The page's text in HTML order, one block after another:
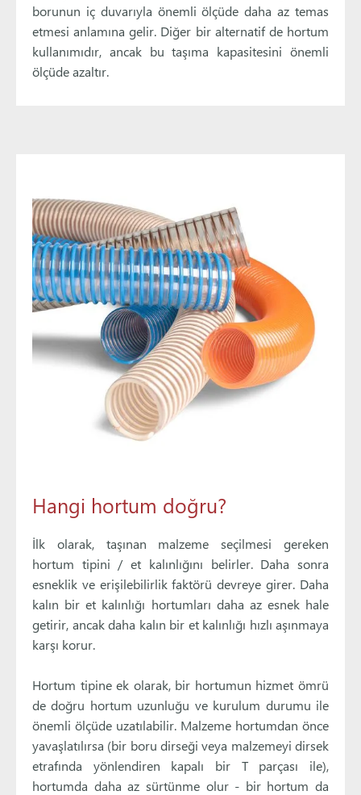
borunun iç duvarıyla önemli ölçüde daha az temas
etmesi anlamına gelir. Diğer bir alternatif de hortum
kullanımıdır, ancak bu taşıma kapasitesini önemli
ölçüde azaltır.
Hangi hortum doğru?
İlk olarak, taşınan malzeme seçilmesi gereken
hortum tipini / et kalınlığını belirler. Daha sonra
esneklik ve erişilebilirlik faktörü devreye girer. Daha
kalın bir et kalınlığı hortumları daha az esnek hale
getirir, ancak daha kalın bir et kalınlığı hızlı aşınmaya
karşı korur.
Hortum tipine ek olarak, bir hortumun hizmet ömrü
de doğru hortum uzunluğu ve kurulum durumu ile
önemli ölçüde uzatılabilir. Malzeme hortumdan önce
yavaşlatılırsa (bir boru dirseği veya malzemeyi dirsek
etrafında yönlendiren kapalı bir T parçası ile),
hortumda daha az sürtünme olur - bir hortum da